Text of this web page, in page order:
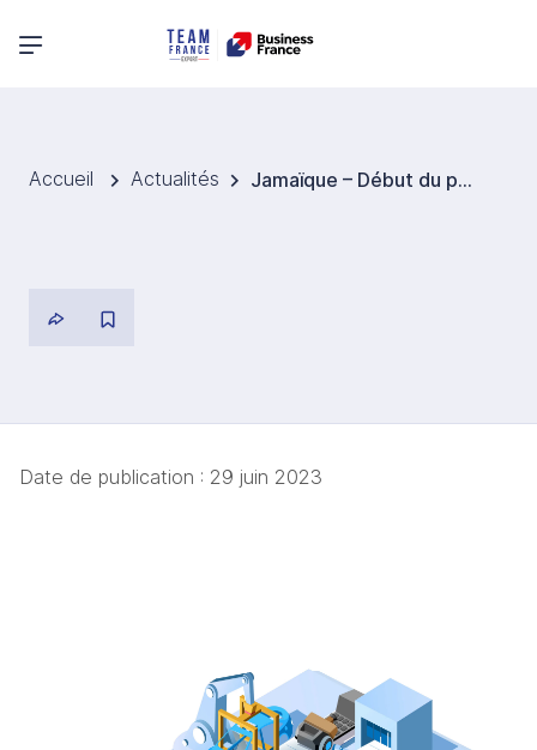
Menu principal
Accueil Actualités Jamaïque – Début du partenariat entre ATL automotive et le géant chinois de l’automobile BYD
Date de publication : 29 juin 2023